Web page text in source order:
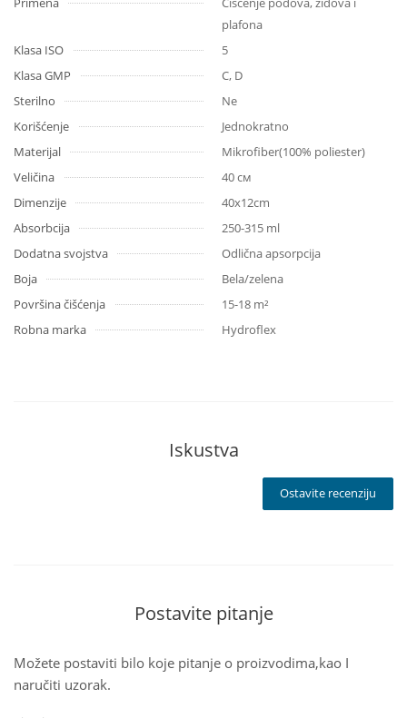
plafona
Klasa ISO
5
Klasa GMP
C, D
Sterilno
Ne
Korišćenje
Jednokratno
Materijal
Mikrofiber(100% poliester)
Veličina
40 см
Dimenzije
40х12cm
Absorbcija
250-315 ml
Dodatna svojstva
Odlična apsorpcija
Boja
Bela/zelena
Površina čišćenja
15-18 m²
Robna marka
Hydroflex
Iskustva
Ostavite recenziju
Postavite pitanje
Možete postaviti bilo koje pitanje o proizvodima,kao I
naručiti uzorak.